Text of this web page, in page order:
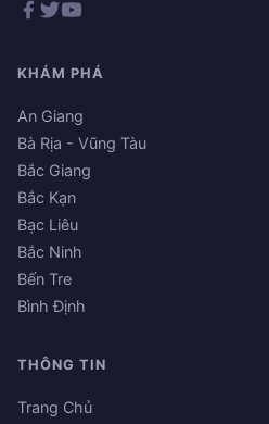
KHÁM PHÁ
An Giang
Bà Rịa - Vũng Tàu
Bắc Giang
Bắc Kạn
Bạc Liêu
Bắc Ninh
Bến Tre
Bình Định
THÔNG TIN
Trang Chủ